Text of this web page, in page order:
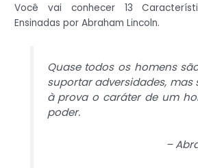
Você vai conhecer 13
Ensinadas por Abraham Lincoln.
Quase todos os homens
suportar adversidades, mas
à prova o caráter de um
poder.
–